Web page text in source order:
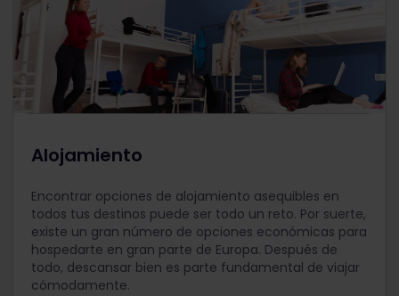
Alojamiento
Encontrar opciones de alojamiento asequibles en
todos tus destinos puede ser todo un reto. Por suerte,
existe un gran número de opciones económicas para
hospedarte en gran parte de Europa. Después de
todo, descansar bien es parte fundamental de viajar
cómodamente.